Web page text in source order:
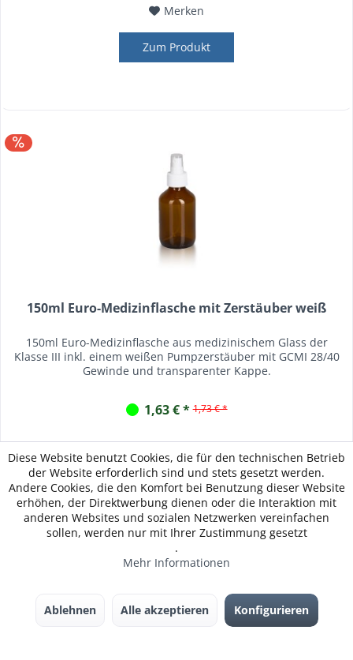
Merken
Zum Produkt
150ml Euro-Medizinflasche mit Zerstäuber weiß
150ml Euro-Medizinflasche aus medizinischem Glass der
Klasse III inkl. einem weißen Pumpzerstäuber mit GCMI 28/40
Gewinde und transparenter Kappe.
1,63 € * 1,73 € *
Merken
Zum Produkt
Diese Website benutzt Cookies, die für den technischen Betrieb
der Website erforderlich sind und stets gesetzt werden.
Andere Cookies, die den Komfort bei Benutzung dieser Website
erhöhen, der Direktwerbung dienen oder die Interaktion mit
anderen Websites und sozialen Netzwerken vereinfachen
sollen, werden nur mit Ihrer Zustimmung gesetzt
.
Mehr Informationen
Ablehnen Alle akzeptieren Konfigurieren